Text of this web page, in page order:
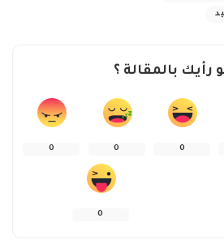
رأيك بالمقالة ؟
0
0
0
0